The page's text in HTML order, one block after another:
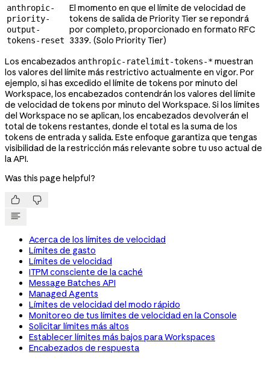
anthropic-
priority-
output-
tokens-reset
El momento en que el límite de velocidad de
tokens de salida de Priority Tier se repondrá
por completo, proporcionado en formato RFC
3339. (Solo Priority Tier)
Los encabezados anthropic-ratelimit-tokens-*muestran
los valores del límite más restrictivo actualmente en vigor. Por
ejemplo, si has excedido el límite de tokens por minuto del
Workspace, los encabezados contendrán los valores del límite
de velocidad de tokens por minuto del Workspace. Si los límites
del Workspace no se aplican, los encabezados devolverán el
total de tokens restantes, donde el total es la suma de los
tokens de entrada y salida. Este enfoque garantiza que tengas
visibilidad de la restricción más relevante sobre tu uso actual de
la API.
Was this page helpful?
 
Acerca de los límites de velocidad
Límites de gasto
Límites de velocidad
ITPM consciente de la caché
Message Batches API
Managed Agents
Límites de velocidad del modo rápido
Monitoreo de tus límites de velocidad en la Console
Solicitar límites más altos
Establecer límites más bajos para Workspaces
Encabezados de respuesta